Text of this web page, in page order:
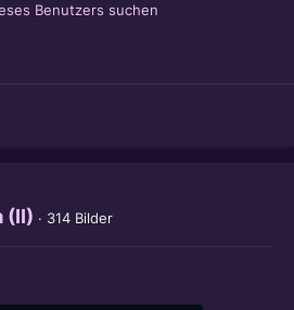
Benutzers suchen
(II) · 314 Bilder